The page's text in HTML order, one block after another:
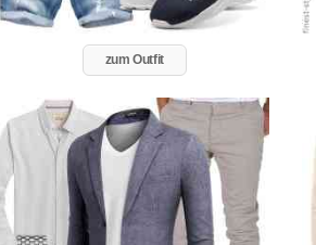
zum Outfit